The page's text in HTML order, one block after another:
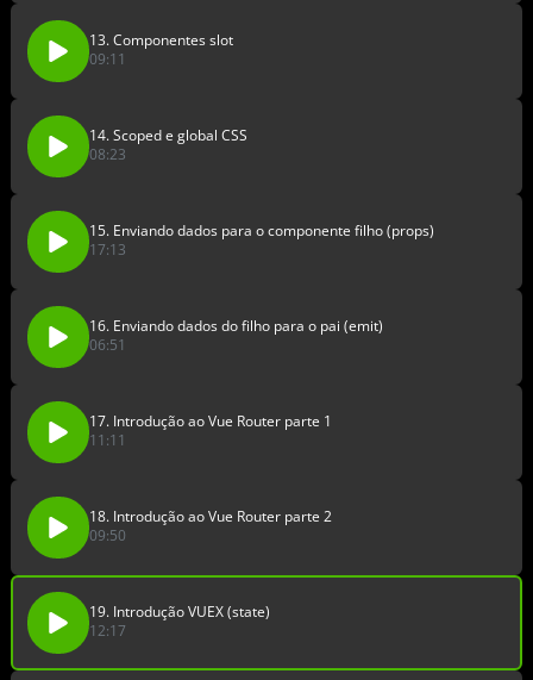
13. Componentes slot
09:11
14. Scoped e global CSS
08:23
15. Enviando dados para o componente filho (props)
17:13
16. Enviando dados do filho para o pai (emit)
06:51
17. Introdução ao Vue Router parte 1
11:11
18. Introdução ao Vue Router parte 2
09:50
19. Introdução VUEX (state)
12:17